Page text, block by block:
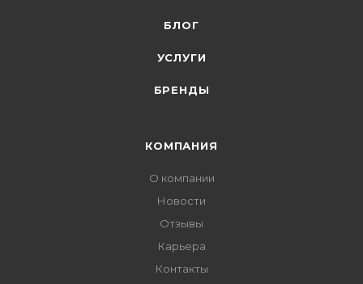
БЛОГ
УСЛУГИ
БРЕНДЫ
КОМПАНИЯ
О компании
Новости
Отзывы
Карьера
Контакты